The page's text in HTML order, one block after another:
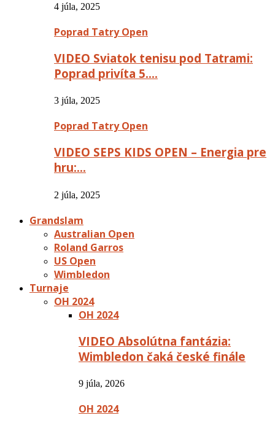
4 júla, 2025
Poprad Tatry Open
VIDEO Sviatok tenisu pod Tatrami:
Poprad privíta 5….
3 júla, 2025
Poprad Tatry Open
VIDEO SEPS KIDS OPEN – Energia pre
hru:…
2 júla, 2025
Grandslam
Australian Open
Roland Garros
US Open
Wimbledon
Turnaje
OH 2024
OH 2024
VIDEO Absolútna fantázia:
Wimbledon čaká české finále
9 júla, 2026
OH 2024